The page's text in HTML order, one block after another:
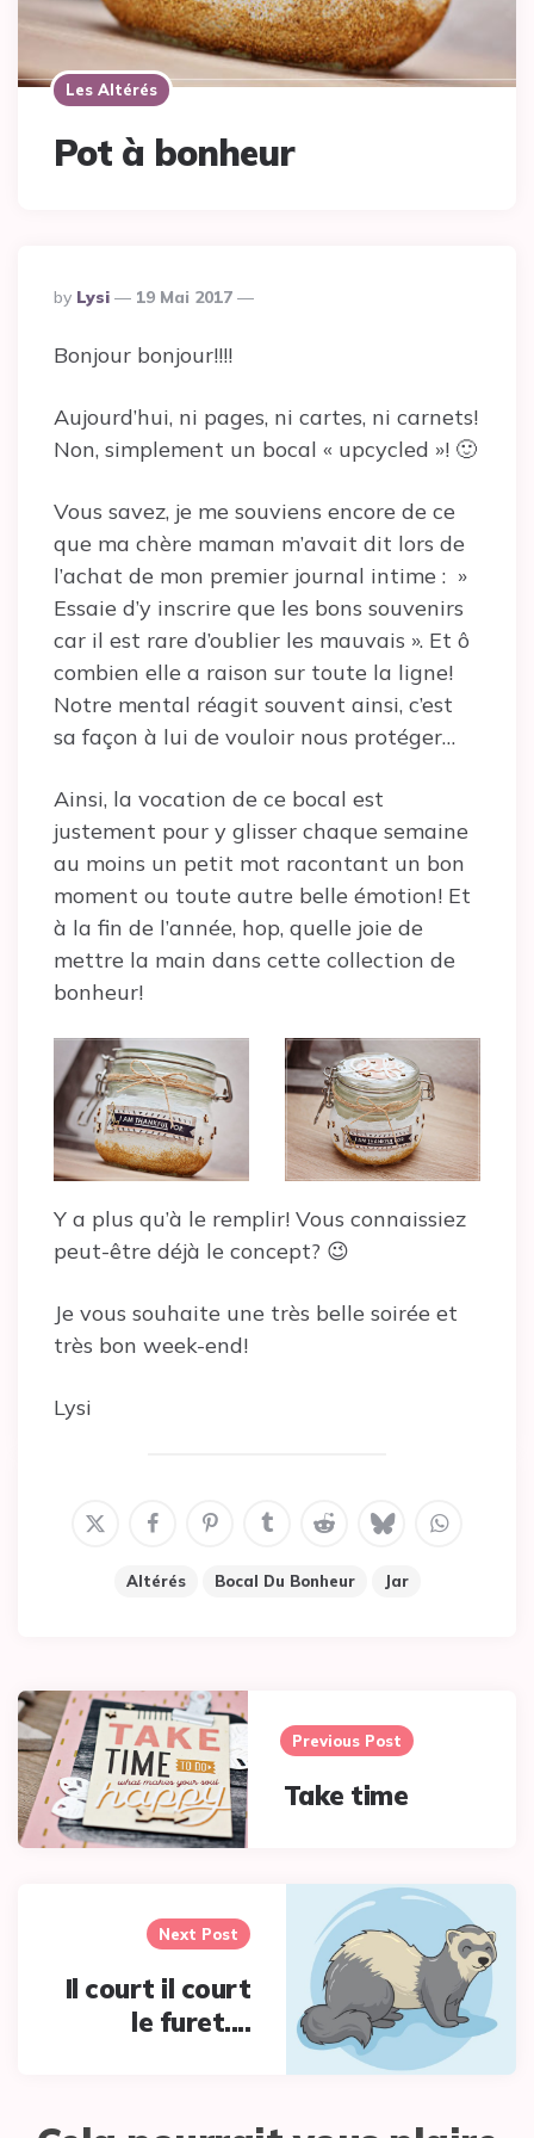
Les Altérés
Pot à bonheur
Posted
By
By Lysi 19 Mai 2017
Bonjour bonjour!!!!
Aujourd’hui, ni pages, ni cartes, ni carnets!
Non, simplement un bocal « upcycled »! 🙂
Vous savez, je me souviens encore de ce
que ma chère maman m’avait dit lors de
l’achat de mon premier journal intime : »
Essaie d’y inscrire que les bons souvenirs
car il est rare d’oublier les mauvais ». Et ô
combien elle a raison sur toute la ligne!
Notre mental réagit souvent ainsi, c’est
sa façon à lui de vouloir nous protéger…
Ainsi, la vocation de ce bocal est
justement pour y glisser chaque semaine
au moins un petit mot racontant un bon
moment ou toute autre belle émotion! Et
à la fin de l’année, hop, quelle joie de
mettre la main dans cette collection de
bonheur!
Y a plus qu’à le remplir! Vous connaissiez
peut-être déjà le concept? 😉
Je vous souhaite une très belle soirée et
très bon week-end!
Lysi
Altérés Bocal Du Bonheur Jar
Post
navigation
Previous Post
Take time
Next Post
Il court il court
le furet....